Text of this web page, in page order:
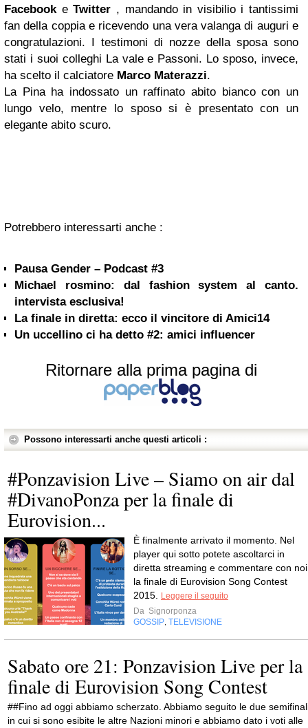
FacebookeTwitter , mandando in visibilio i tantissimi
fan della coppia e ricevendo una vera valanga di auguri e
congratulazioni. I testimoni di nozze della sposa sono
stati i suoi colleghi La vale e Passoni. Lo sposo, invece,
ha scelto il calciatore Marco Materazzi.
La Pina ha indossato un raffinato abito bianco con un
lungo velo, mentre lo sposo si è presentato con un
elegante abito scuro.
Potrebbero interessarti anche :
Pausa Gender – Podcast #3
Michael rosmino: dal fashion system al canto.
intervista esclusiva!
La finale in diretta: ecco il vincitore di Amici14
Un uccellino ci ha detto #2: amici influencer
Ritornare alla prima pagina di
Possono interessarti anche questi articoli :
#Ponzavision Live – Siamo on air dal
#DivanoPonza per la finale di
Eurovision...
È finalmente arrivato il momento. Nel
player qui sotto potete ascoltarci in
diretta streaming e commentare con noi
la finale di Eurovision Song Contest
2015.
Leggere il seguito
Da Signorponza
GOSSIP TELEVISIONE
Sabato ore 21: Ponzavision Live per la
finale di Eurovision Song Contest
##Fino ad oggi abbiamo scherzato. Abbiamo seguito le due
in cui si sono esibite le altre Nazioni minori e abbiamo dato i voti alle